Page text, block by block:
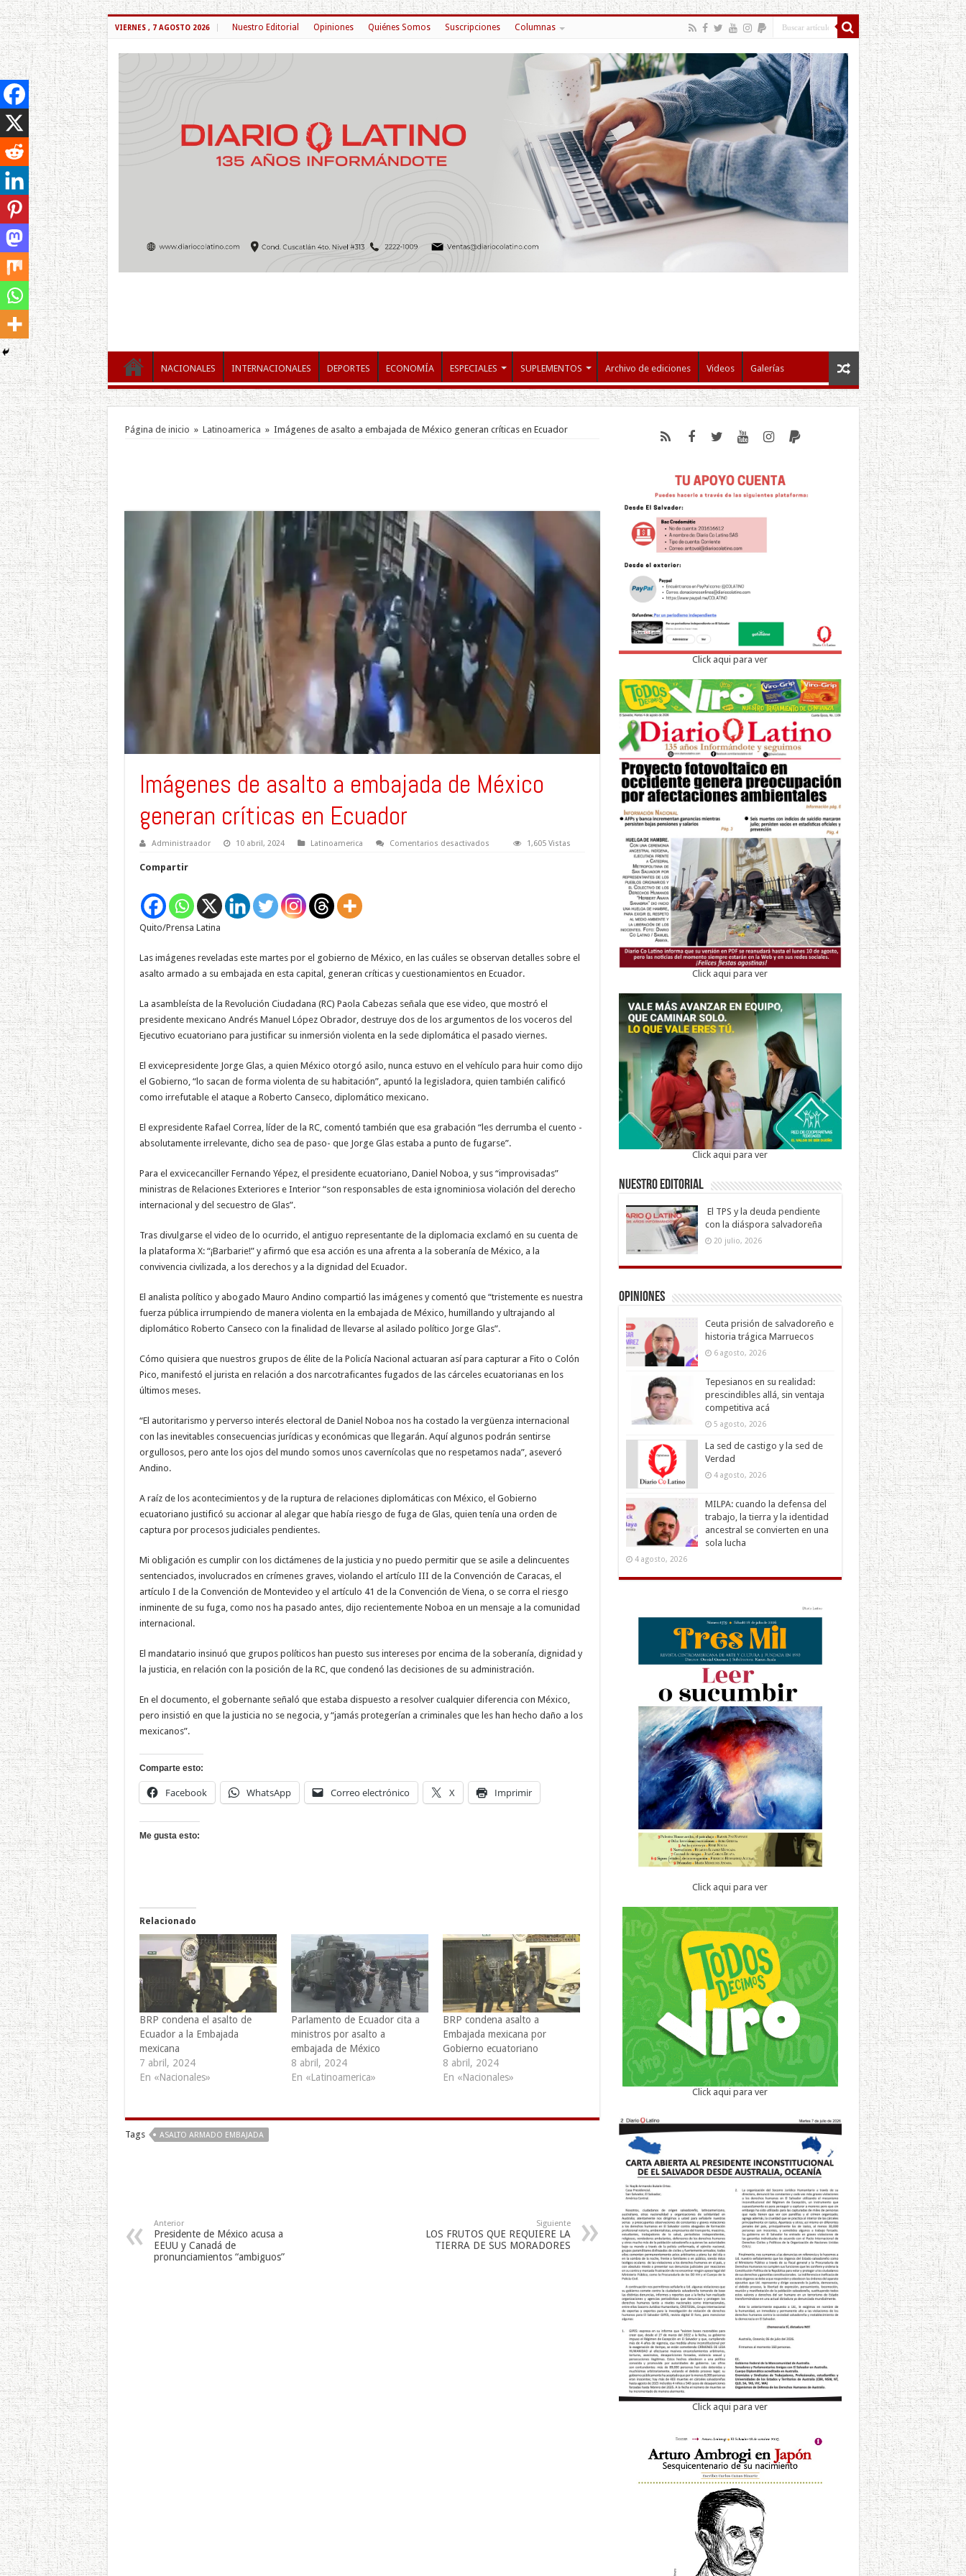
VIERNES , 7 AGOSTO 2026 Nuestro Editorial Opiniones Quiénes Somos Suscripciones Columnas
NACIONALES INTERNACIONALES DEPORTES ECONOMÍA ESPECIALES SUPLEMENTOS Archivo de ediciones Videos Galerías
Página de inicio » Latinoamerica » Imágenes de asalto a embajada de México generan críticas en Ecuador
Imágenes de asalto a embajada de México
generan críticas en Ecuador
Administraador 10 abril, 2024 Latinoamerica Comentarios desactivadosen
1,605 Vistas
Compartir
Quito/Prensa Latina
Las imágenes reveladas este martes por el gobierno de México, en las cuáles se observan detalles sobre el
asalto armado a su embajada en esta capital, generan críticas y cuestionamientos en Ecuador.
La asambleísta de la Revolución Ciudadana (RC) Paola Cabezas señala que ese video, que mostró el
presidente mexicano Andrés Manuel López Obrador, destruye dos de los argumentos de los voceros del
Ejecutivo ecuatoriano para justificar su inmersión violenta en la sede diplomática el pasado viernes.
El exvicepresidente Jorge Glas, a quien México otorgó asilo, nunca estuvo en el vehículo para huir como dijo
el Gobierno, “lo sacan de forma violenta de su habitación”, apuntó la legisladora, quien también calificó
como irrefutable el ataque a Roberto Canseco, diplomático mexicano.
El expresidente Rafael Correa, líder de la RC, comentó también que esa grabación “les derrumba el cuento -
absolutamente irrelevante, dicho sea de paso- que Jorge Glas estaba a punto de fugarse”.
Para el exvicecanciller Fernando Yépez, el presidente ecuatoriano, Daniel Noboa, y sus “improvisadas”
ministras de Relaciones Exteriores e Interior “son responsables de esta ignominiosa violación del derecho
internacional y del secuestro de Glas”.
Tras divulgarse el video de lo ocurrido, el antiguo representante de la diplomacia exclamó en su cuenta de
la plataforma X: “¡Barbarie!” y afirmó que esa acción es una afrenta a la soberanía de México, a la
convivencia civilizada, a los derechos y a la dignidad del Ecuador.
El analista político y abogado Mauro Andino compartió las imágenes y comentó que “tristemente es nuestra
fuerza pública irrumpiendo de manera violenta en la embajada de México, humillando y ultrajando al
diplomático Roberto Canseco con la finalidad de llevarse al asilado político Jorge Glas”.
Cómo quisiera que nuestros grupos de élite de la Policía Nacional actuaran así para capturar a Fito o Colón
Pico, manifestó el jurista en relación a dos narcotraficantes fugados de las cárceles ecuatorianas en los
últimos meses.
“El autoritarismo y perverso interés electoral de Daniel Noboa nos ha costado la vergüenza internacional
con las inevitables consecuencias jurídicas y económicas que llegarán. Aquí algunos podrán sentirse
orgullosos, pero ante los ojos del mundo somos unos cavernícolas que no respetamos nada”, aseveró
Andino.
A raíz de los acontecimientos y de la ruptura de relaciones diplomáticas con México, el Gobierno
ecuatoriano justificó su accionar al alegar que había riesgo de fuga de Glas, quien tenía una orden de
captura por procesos judiciales pendientes.
Mi obligación es cumplir con los dictámenes de la justicia y no puedo permitir que se asile a delincuentes
sentenciados, involucrados en crímenes graves, violando el artículo III de la Convención de Caracas, el
artículo I de la Convención de Montevideo y el artículo 41 de la Convención de Viena, o se corra el riesgo
inminente de su fuga, como nos ha pasado antes, dijo recientemente Noboa en un mensaje a la comunidad
internacional.
El mandatario insinuó que grupos políticos han puesto sus intereses por encima de la soberanía, dignidad y
la justicia, en relación con la posición de la RC, que condenó las decisiones de su administración.
En el documento, el gobernante señaló que estaba dispuesto a resolver cualquier diferencia con México,
pero insistió en que la justicia no se negocia, y “jamás protegerían a criminales que les han hecho daño a los
mexicanos”.
Comparte esto:
Facebook WhatsApp Correo electrónico X Imprimir
Me gusta esto:
Relacionado
BRP condena el asalto de
Ecuador a la Embajada
mexicana
7 abril, 2024
En «Nacionales»
Parlamento de Ecuador cita a
ministros por asalto a
embajada de México
8 abril, 2024
En «Latinoamerica»
BRP condena asalto a
Embajada mexicana por
Gobierno ecuatoriano
8 abril, 2024
En «Nacionales»
Tags ASALTO ARMADO EMBAJADA
Anterior
Presidente de México acusa a
EEUU y Canadá de
pronunciamientos “ambiguos”
Siguiente
LOS FRUTOS QUE REQUIERE LA
TIERRA DE SUS MORADORES
Click aqui para ver
Click aqui para ver
Click aqui para ver
Nuestro Editorial
El TPS y la deuda pendiente
con la diáspora salvadoreña
20 julio, 2026
Opiniones
Ceuta prisión de salvadoreño e
historia trágica Marruecos
6 agosto, 2026
Tepesianos en su realidad:
prescindibles allá, sin ventaja
competitiva acá
5 agosto, 2026
La sed de castigo y la sed de
Verdad
4 agosto, 2026
MILPA: cuando la defensa del
trabajo, la tierra y la identidad
ancestral se convierten en una
sola lucha
4 agosto, 2026
Click aqui para ver
Click aqui para ver
Click aqui para ver